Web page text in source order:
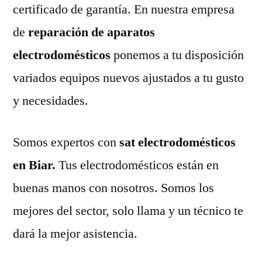
certificado de garantía. En nuestra empresa
de reparación de aparatos
electrodomésticos ponemos a tu disposición
variados equipos nuevos ajustados a tu gusto
y necesidades.
Somos expertos consat electrodomésticos
en Biar. Tus electrodomésticos están en
buenas manos con nosotros. Somos los
mejores del sector, solo llama y un técnico te
dará la mejor asistencia.